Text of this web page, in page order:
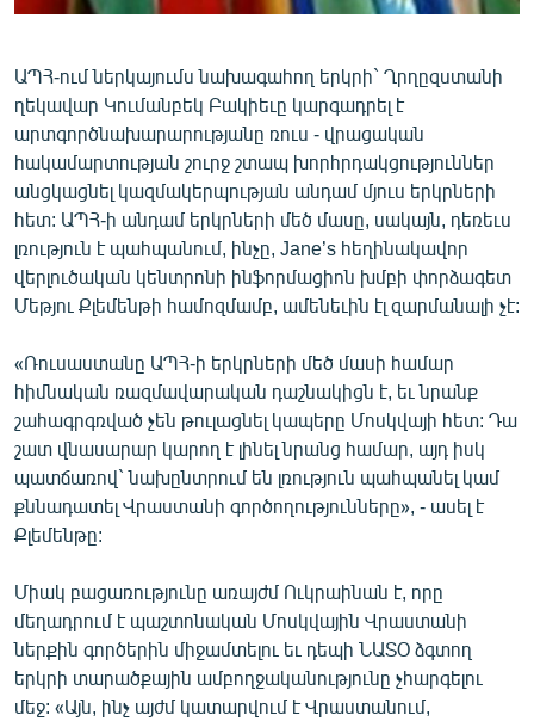
ԱՐԽԻՎ
ՏԵՍԱՆՅՈՒԹԵՐ
ԲԱՆԱՎԵՃ
ՁԳՏԵԼՈՎ ԼԱՎԱԳՈՒՅՆԻՆ
ՓՈԴՔԱՍԹ
Հայերեն
English
Русский
ՀԵՏԵՎԵՔ ՄԵԶ
«Ազատության» բոլոր կայքերը
ԱՊՀ-ում ներկայումս նախագահող երկրի` Ղրղըզստանի
ղեկավար Կումանբեկ Բակիեւը կարգադրել է
արտգործնախարարությանը ռուս - վրացական
հակամարտության շուրջ շտապ խորհրդակցություններ
անցկացնել կազմակերպության անդամ մյուս երկրների
հետ: ԱՊՀ-ի անդամ երկրների մեծ մասը, սակայն, դեռեւս
լռություն է պահպանում, ինչը, Jane’s հեղինակավոր
վերլուծական կենտրոնի ինֆորմացիոն խմբի փորձագետ
Մեթյու Քլեմենթի համոզմամբ, ամենեւին էլ զարմանալի չէ:
«Ռուսաստանը ԱՊՀ-ի երկրների մեծ մասի համար
հիմնական ռազմավարական դաշնակիցն է, եւ նրանք
շահագրգռված չեն թուլացնել կապերը Մոսկվայի հետ: Դա
շատ վնասարար կարող է լինել նրանց համար, այդ իսկ
պատճառով` նախընտրում են լռություն պահպանել կամ
քննադատել Վրաստանի գործողությունները», - ասել է
Քլեմենթը:
Միակ բացառությունը առայժմ Ուկրաինան է, որը
մեղադրում է պաշտոնական Մոսկվային Վրաստանի
ներքին գործերին միջամտելու եւ դեպի ՆԱՏՕ ձգտող
երկրի տարածքային ամբողջականությունը չհարգելու
մեջ: «Այն, ինչ այժմ կատարվում է Վրաստանում,